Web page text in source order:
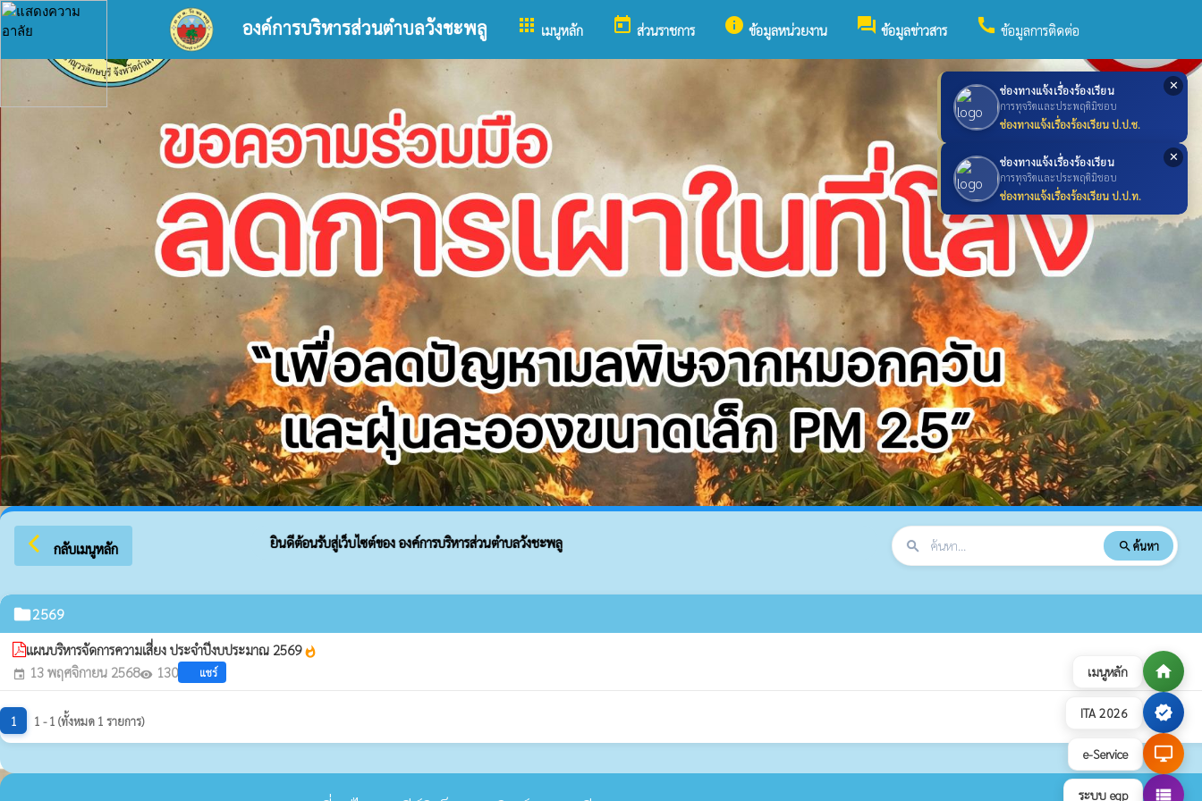
เมนูหลัก home
ITA 2026 verified
e-Service desktop_windows
ระบบ egp view_list
✕
ช่องทางแจ้งเรื่องร้องเรียน
การทุจริตและประพฤติมิชอบ
ช่องทางแจ้งเรื่องร้องเรียน ป.ป.ช.
✕
ช่องทางแจ้งเรื่องร้องเรียน
การทุจริตและประพฤติมิชอบ
ช่องทางแจ้งเรื่องร้องเรียน ป.ป.ท.
องค์การบริหารส่วนตำบลวังชะพลู apps เมนูหลัก today ส่วนราชการ info ข้อมูลหน่วยงาน forum ข้อมูลข่าวสาร call ข้อมูลการติดต่อ
arrow_back_ios กลับเมนูหลัก ยินดีต้อนรับสู่เว็บไซต์ของ องค์การบริหารส่วนตำบลวังชะพลู search search ค้นหา
folder2569
แผนบริหารจัดการความเสี่ยง ประจำปีงบประมาณ 2569whatshot
event 13 พฤศจิกายน 2568visibility 130 แชร์
1 1 - 1 (ทั้งหมด 1 รายการ)